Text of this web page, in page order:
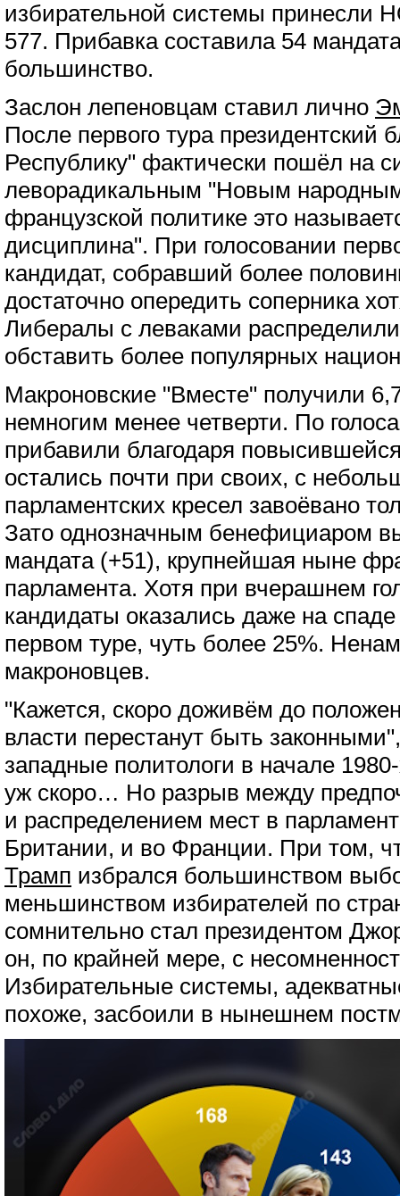
избирательной системы принесли
577. Прибавка составила 54
большинство.
Заслон лепеновцам ставил лично
После первого тура президентский
Республику" фактически пошёл на
леворадикальным "Новым
французской политике это
дисциплина". При голосовании
кандидат, собравший более
достаточно опередить соперника
Либералы с леваками
обставить более популярных
Макроновские "Вместе" получили
немногим менее четверти. По
прибавили благодаря
остались почти при своих, с
парламентских кресел завоёвано
Зато однозначным бенефициаром
мандата (+51), крупнейшая ныне
парламента. Хотя при вчерашнем
кандидаты оказались даже на
первом туре, чуть более 25%.
макроновцев.
"Кажется, скоро доживём до
власти перестанут быть
западные политологи в начале
уж скоро… Но разрыв между
и распределением мест в
Британии, и во Франции. При том,
Трамп избрался большинством
меньшинством избирателей по
сомнительно стал президентом
он, по крайней мере, с
Избирательные системы,
похоже, засбоили в нынешнем